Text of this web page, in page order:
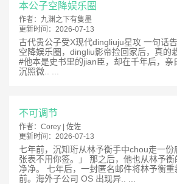
本公子空降娱乐圈
作者： 九渊之下有隻墨
更新时间： 2026-07-13
古代贵公子受X现代dingliuju星攻 一句话
空降娱乐圈，dingliu影帝捡回家后，真的
#他本是史书里的jian臣，却在千年后，亲
沉照微.. ...
不可调节
作者： Corey | 佐佐
更新时间： 2026-07-13
七年前，沉知珩从林予衡手中chou走一
张表不用你签。」 那之后，他也从林予
净净。 七年后，一封匿名邮件将林予衡
前。海外子公司 OS 出现异.. ...